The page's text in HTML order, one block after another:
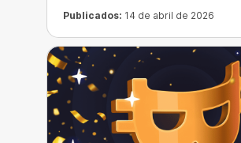
Publicados: 14 de abril de 2026